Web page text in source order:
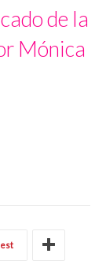
de la
Mónica